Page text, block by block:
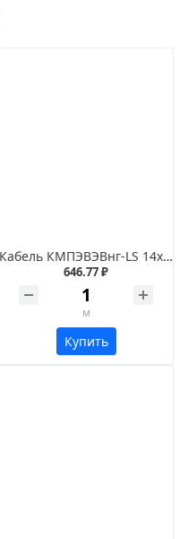
Кабель КМПЭВЭВнг-LS 14х0,5
646.77 ₽
м
Купить